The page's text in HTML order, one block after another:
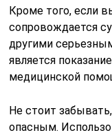
Кроме того, если
сопровождается
другими
является
медицинской
Не стоит
опасным.